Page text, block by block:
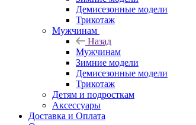
Демисезонные модели
Трикотаж
Мужчинам
Назад
Мужчинам
Зимние модели
Демисезонные модели
Трикотаж
Детям и подросткам
Аксессуары
Доставка и Оплата